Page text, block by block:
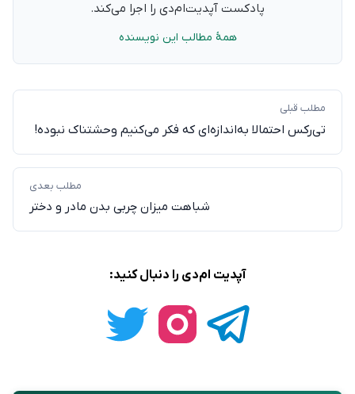
پادکست آپدیت‌ام‌دی را اجرا می‌کند.
همهٔ مطالب این نویسنده
مطلب قبلی
تی‌رکس احتمالا به‌اندازه‌ای که فکر می‌کنیم وحشتناک نبوده!
مطلب بعدی
شباهت میزان چربی بدن مادر و دختر
آپدیت ام‌دی را دنبال کنید: